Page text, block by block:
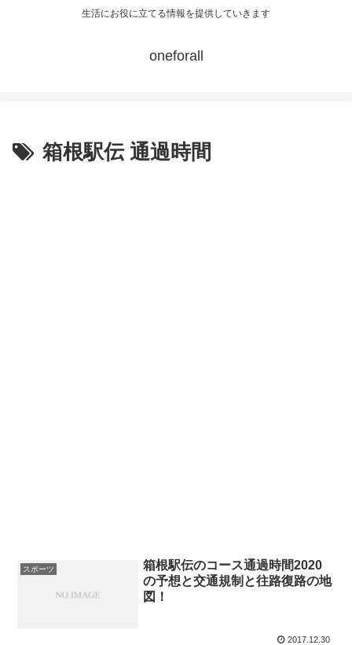
生活にお役に立てる情報を提供していきます
oneforall
箱根駅伝 通過時間
スポーツ
箱根駅伝のコース通過時間2020
の予想と交通規制と往路復路の地
図！
2017.12.30